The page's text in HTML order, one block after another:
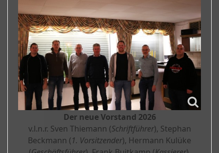
Der neue Vorstand 2026
v.l.n.r. Sven Thiemann (Schriftführer), Stephan
Beckmann (1. Vorsitzender), Hermann Kulüke